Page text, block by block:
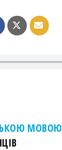
МОВОЮ